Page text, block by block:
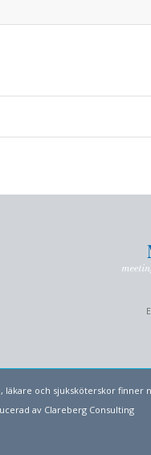
och sjuksköterskor finner
av Clareberg Consulting